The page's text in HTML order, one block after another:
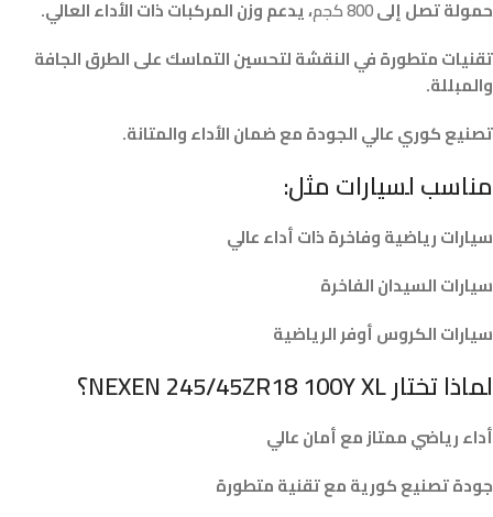
حمولة تصل إلى800 كجم
، يدعم وزن المركبات ذات الأداء العالي.
تقنيات متطورة في النقشة لتحسين التماسك على الطرق الجافة
والمبللة.
تصنيع كوري عالي الجودة مع ضمان الأداء والمتانة.
مناسب لسيارات مثل:
سيارات رياضية وفاخرة ذات أداء عالي
سيارات السيدان الفاخرة
سيارات الكروس أوفر الرياضية
لماذا تختار NEXEN 245/45ZR18 100Y XL؟
أداء رياضي ممتاز مع أمان عالي
جودة تصنيع كورية مع تقنية متطورة